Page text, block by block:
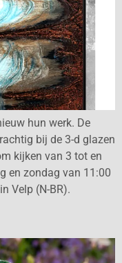
hun werk. De
bij de 3-d glazen
kijken van 3 tot en
en zondag van 11:00
Velp (N-BR).